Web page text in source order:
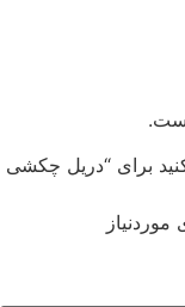
برای “دریل چکشی